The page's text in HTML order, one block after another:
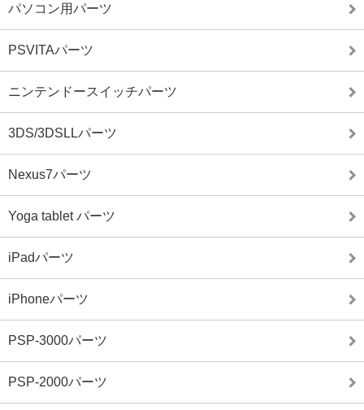
パソコン用パーツ
PSVITAパーツ
ニンテンドースイッチパーツ
3DS/3DSLLパーツ
Nexus7パーツ
Yoga tablet パーツ
iPadパーツ
iPhoneパーツ
PSP-3000パーツ
PSP-2000パーツ